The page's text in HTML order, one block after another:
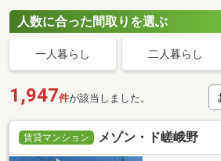
人数に合った間取りを選ぶ
一人暮らし 二人暮らし
1,947件が該当しました。
賃貸マンション メゾン・ド嵯峨野